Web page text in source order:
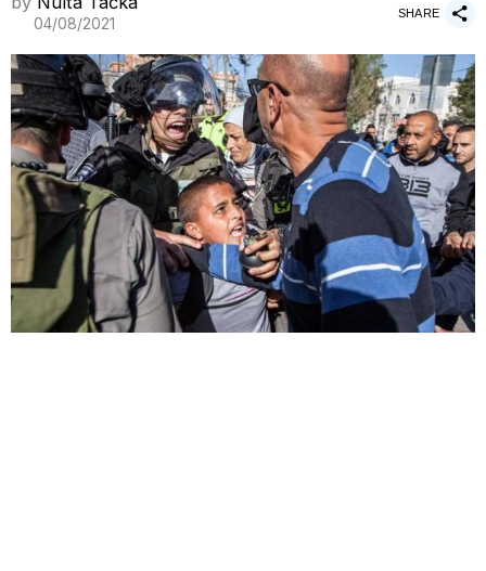
04/08/2021
SHARE